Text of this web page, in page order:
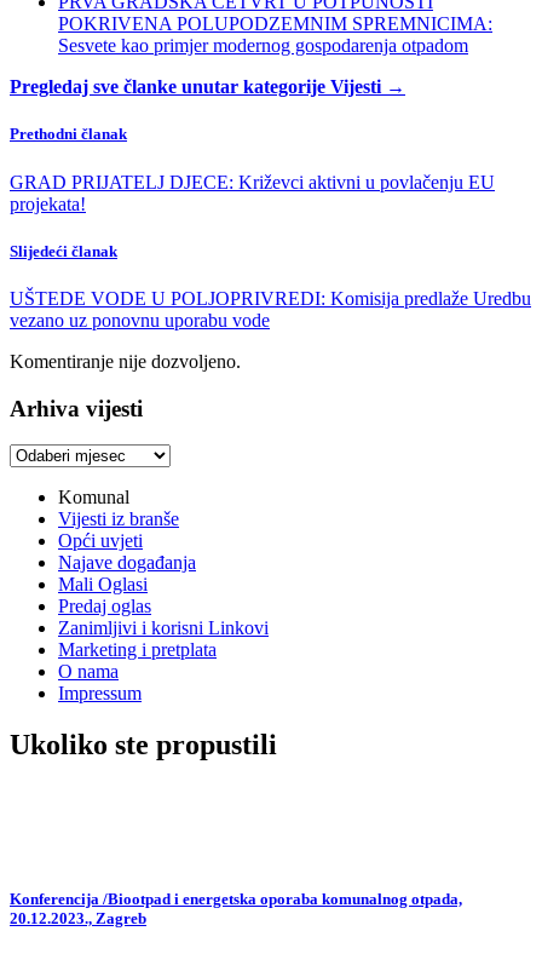
POKRIVENA POLUPODZEMNIM SPREMNICIMA:
Sesvete kao primjer modernog gospodarenja otpadom
Pregledaj sve članke unutar kategorije Vijesti →
Prethodni članak
GRAD PRIJATELJ DJECE: Križevci aktivni u povlačenju EU
projekata!
Slijedeći članak
UŠTEDE VODE U POLJOPRIVREDI: Komisija predlaže Uredbu
vezano uz ponovnu uporabu vode
Komentiranje nije dozvoljeno.
Arhiva vijesti
Arhiva
Komunal
Vijesti iz branše
Opći uvjeti
Najave događanja
Mali Oglasi
Predaj oglas
Zanimljivi i korisni Linkovi
Marketing i pretplata
O nama
Impressum
Ukoliko ste propustili
Konferencija /Biootpad i energetska oporaba komunalnog otpada,
20.12.2023., Zagreb